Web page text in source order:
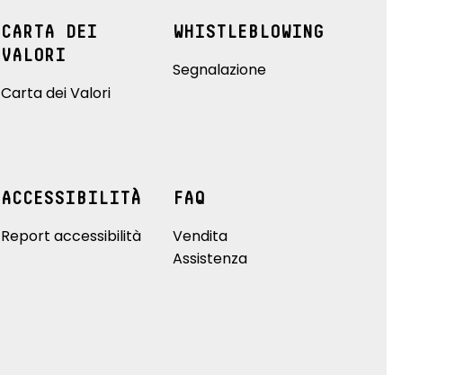
CARTA DEI
VALORI
Carta dei Valori
WHISTLEBLOWING
Segnalazione
ACCESSIBILITÀ
Report accessibilità
FAQ
Vendita
Assistenza